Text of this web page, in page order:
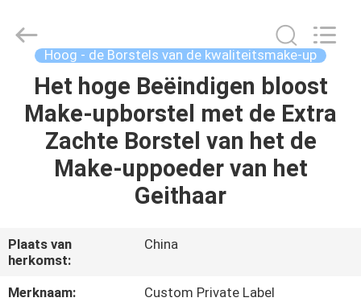
HUIS
PRODUCTEN
FABRIEKSREIS
Chanmy
Cosmetics
Hoog - de Borstels van de kwaliteitsmake-up
Het hoge Beëindigen bloost
Make-upborstel met de Extra
Zachte Borstel van het de
Make-uppoeder van het
Geithaar
Plaats van
herkomst:
China
Merknaam:
Custom Private Label